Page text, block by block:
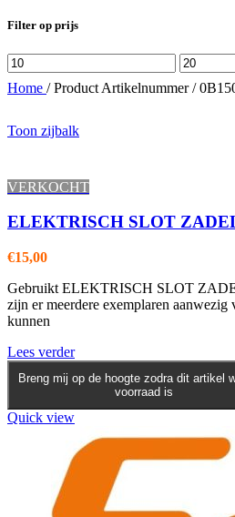
Filter op prijs
Min.
prijs
Max.
prijs
Home / Product Artikelnummer/
Toon zijbalk
VERKOCHT
ELEKTRISCH SLOT
€15,00
Gebruikt ELEKTRISCH SLOT
zijn er meerdere exemplaren aanwezig
kunnen
Lees verder
Breng mij op de hoogte zodra dit artikel
voorraad is
Quick view